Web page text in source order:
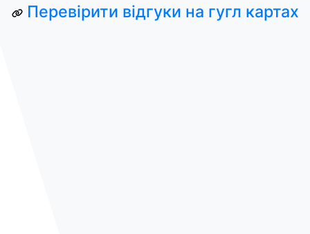
Перевірити відгуки на гугл картах